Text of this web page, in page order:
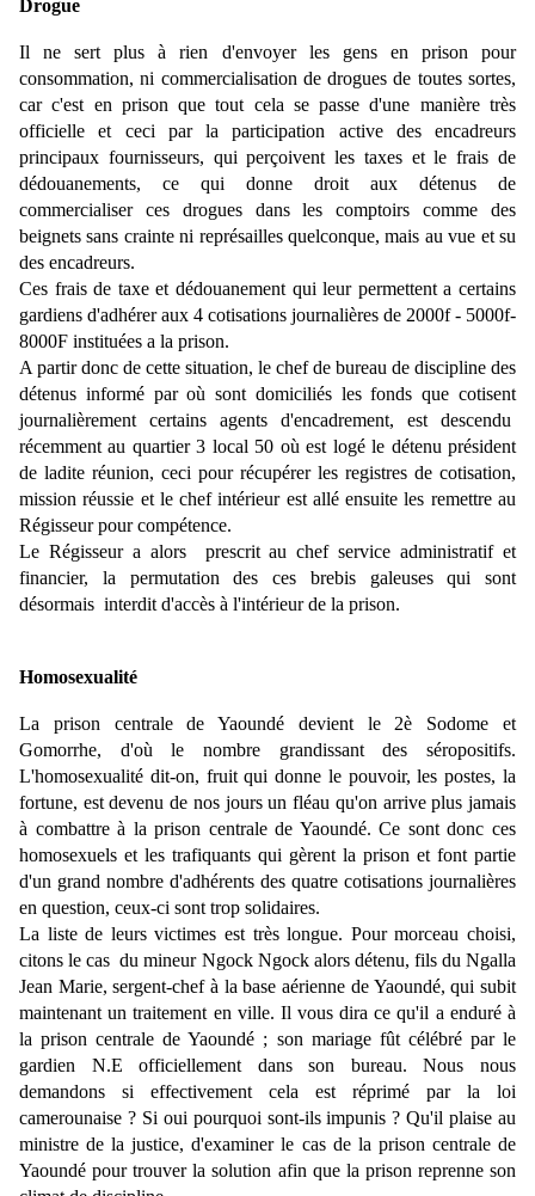
Drogue
Il ne sert plus à rien d'envoyer les gens en prison pour
consommation, ni commercialisation de drogues de toutes sortes,
car c'est en prison que tout cela se passe d'une manière très
officielle et ceci par la participation active des encadreurs
principaux fournisseurs, qui perçoivent les taxes et le frais de
dédouanements, ce qui donne droit aux détenus de
commercialiser ces drogues dans les comptoirs comme des
beignets sans crainte ni représailles quelconque, mais au vue et su
des encadreurs.
Ces frais de taxe et dédouanement qui leur permettent a certains
gardiens d'adhérer aux 4 cotisations journalières de 2000f - 5000f-
8000F instituées a la prison.
A partir donc de cette situation, le chef de bureau de discipline des
détenus informé par où sont domiciliés les fonds que cotisent
journalièrement certains agents d'encadrement, est descendu
récemment au quartier 3 local 50 où est logé le détenu président
de ladite réunion, ceci pour récupérer les registres de cotisation,
mission réussie et le chef intérieur est allé ensuite les remettre au
Régisseur pour compétence.
Le Régisseur a alors prescrit au chef service administratif et
financier, la permutation des ces brebis galeuses qui sont
désormais interdit d'accès à l'intérieur de la prison.
Homosexualité
La prison centrale de Yaoundé devient le 2è Sodome et
Gomorrhe, d'où le nombre grandissant des séropositifs.
L'homosexualité dit-on, fruit qui donne le pouvoir, les postes, la
fortune, est devenu de nos jours un fléau qu'on arrive plus jamais
à combattre à la prison centrale de Yaoundé. Ce sont donc ces
homosexuels et les trafiquants qui gèrent la prison et font partie
d'un grand nombre d'adhérents des quatre cotisations journalières
en question, ceux-ci sont trop solidaires.
La liste de leurs victimes est très longue. Pour morceau choisi,
citons le cas du mineur Ngock Ngock alors détenu, fils du Ngalla
Jean Marie, sergent-chef à la base aérienne de Yaoundé, qui subit
maintenant un traitement en ville. Il vous dira ce qu'il a enduré à
la prison centrale de Yaoundé ; son mariage fût célébré par le
gardien N.E officiellement dans son bureau. Nous nous
demandons si effectivement cela est réprimé par la loi
camerounaise ? Si oui pourquoi sont-ils impunis ? Qu'il plaise au
ministre de la justice, d'examiner le cas de la prison centrale de
Yaoundé pour trouver la solution afin que la prison reprenne son